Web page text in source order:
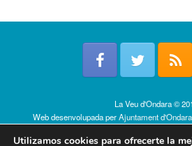
La Veu d'Ondara ©
Web desenvolupada perAjuntament d'Ondara
Utilizamos cookies para ofrecerte la